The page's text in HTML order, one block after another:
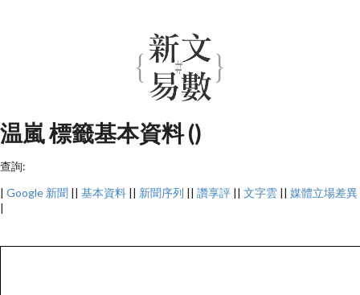
温嵐 標籤基本資料 ()
查詢:
| Google 新聞 || 基本資料 || 新聞序列 || 讚享評 || 文字雲 || 媒體立場差異
|